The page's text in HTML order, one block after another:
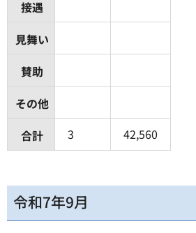
接遇
見舞い
賛助
その他
合計
3 42,560
令和7年9月